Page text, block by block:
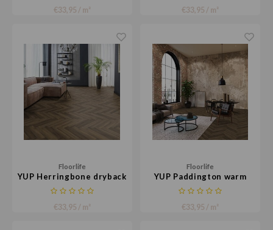
€33,95 / m² €33,95 / m²
Floorlife
YUP Herringbone dryback
warm brown
€33,95 / m²
Floorlife
YUP Paddington warm
brown
€33,95 / m²